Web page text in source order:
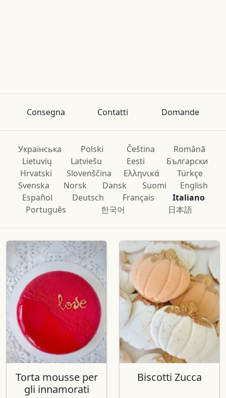
Consegna Contatti Domande
Українська Polski Čeština
Română
Lietuvių
Latviešu Eesti
Български
Hrvatski
Slovenščina Ελληνικά
Türkçe
Svenska
Norsk Dansk Suomi
English
Español
Deutsch Français
Italiano
Português
한국어 日本語
Torta mousse per
gli innamorati
Biscotti Zucca